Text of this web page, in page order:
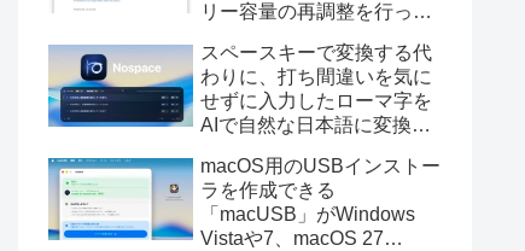
リー容量の再調整を行った
スペースキーで変換する代
わりに、打ち間違いを気に
せずに入力したローマ字を
AIで自然な日本語に変換し
力アプリ「Nospace」がリ
リース。
macOS用のUSBインストー
ラを作成できる
「macUSB」がWindows
Vistaや7、macOS 27